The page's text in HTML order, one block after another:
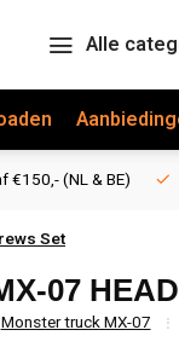
Alle
€150,- (NL & BE)
Set
07
Monster truck MX-07